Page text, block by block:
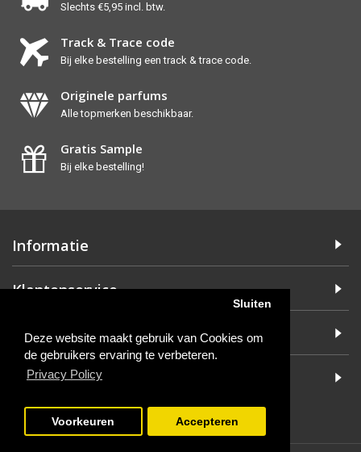
Deze website maakt gebruik van Cookies om
de gebruikers ervaring te verbeteren.
Privacy Policy
Sluiten
Voorkeuren Accepteren
Slechts €5,95 incl. btw.
Track & Trace code
Bij elke bestelling een track & trace code.
Originele parfums
Alle topmerken beschikbaar.
Gratis Sample
Bij elke bestelling!
Informatie
Klantenservice
Extra
Mijn account